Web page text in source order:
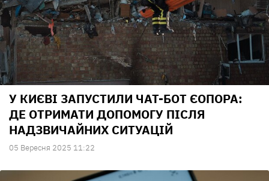
У КИЄВІ ЗАПУСТИЛИ ЧАТ-БОТ ЄОПОРА:
ДЕ ОТРИМАТИ ДОПОМОГУ ПІСЛЯ
НАДЗВИЧАЙНИХ СИТУАЦІЙ
05 Вересня 2025 11:22